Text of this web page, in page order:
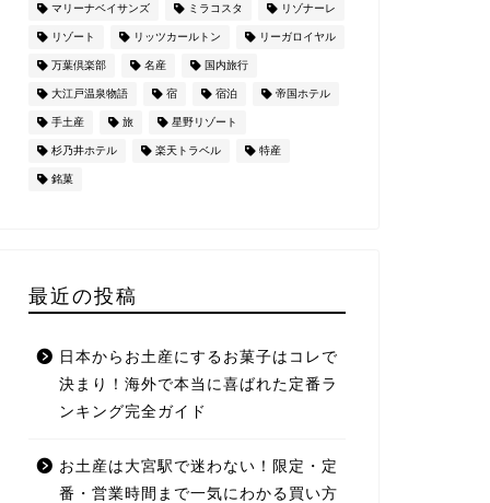
マリーナベイサンズ ミラコスタ リゾナーレ
リゾート リッツカールトン リーガロイヤル
万葉倶楽部 名産 国内旅行
大江戸温泉物語 宿 宿泊 帝国ホテル
手土産 旅 星野リゾート
杉乃井ホテル 楽天トラベル 特産
銘菓
最近の投稿
日本からお土産にするお菓子はコレで
決まり！海外で本当に喜ばれた定番ラ
ンキング完全ガイド
お土産は大宮駅で迷わない！限定・定
番・営業時間まで一気にわかる買い方